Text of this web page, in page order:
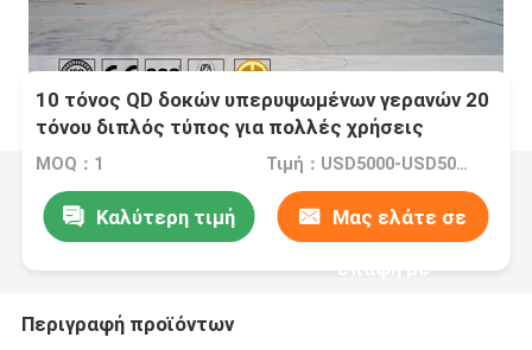
10 τόνος QD δοκών υπερυψωμένων γερανών 20
τόνου διπλός τύπος για πολλές χρήσεις
MOQ：1 Τιμή：USD5000-USD50000
Καλύτερη τιμή Μας ελάτε σε
επαφή με
Περιγραφή προϊόντων